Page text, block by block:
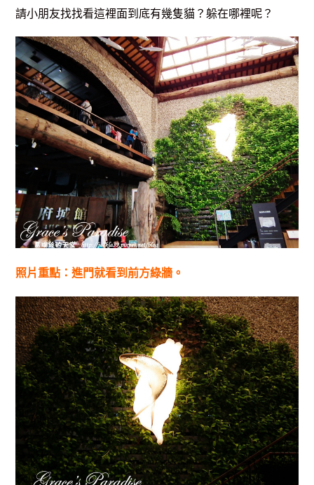
請小朋友找找看這裡面到底有幾隻貓？躲在哪裡呢？
照片重點：進門就看到前方綠牆。